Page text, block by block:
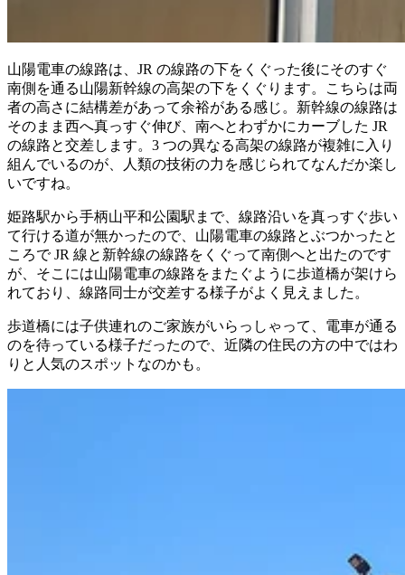
山陽電車の線路は、JR の線路の下をくぐった後にそのすぐ
南側を通る山陽新幹線の高架の下をくぐります。こちらは両
者の高さに結構差があって余裕がある感じ。新幹線の線路は
そのまま西へ真っすぐ伸び、南へとわずかにカーブした JR
の線路と交差します。3 つの異なる高架の線路が複雑に入り
組んでいるのが、人類の技術の力を感じられてなんだか楽し
いですね。
姫路駅から手柄山平和公園駅まで、線路沿いを真っすぐ歩い
て行ける道が無かったので、山陽電車の線路とぶつかったと
ころで JR 線と新幹線の線路をくぐって南側へと出たのです
が、そこには山陽電車の線路をまたぐように歩道橋が架けら
れており、線路同士が交差する様子がよく見えました。
歩道橋には子供連れのご家族がいらっしゃって、電車が通る
のを待っている様子だったので、近隣の住民の方の中ではわ
りと人気のスポットなのかも。